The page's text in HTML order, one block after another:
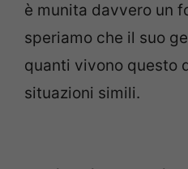
è munita davvero un
speriamo che il suo
quanti vivono questo
situazioni simili.